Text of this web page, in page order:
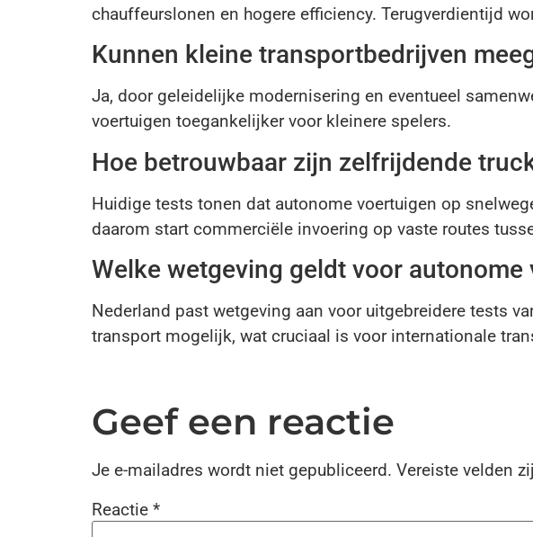
chauffeurslonen en hogere efficiency. Terugverdientijd
Kunnen kleine transportbedrijven
Ja, door geleidelijke modernisering en eventueel
voertuigen toegankelijker voor kleinere spelers.
Hoe betrouwbaar zijn zelfrijdende
Huidige tests tonen dat autonome voertuigen op
daarom start commerciële invoering op vaste routes
Welke wetgeving geldt voor autonome
Nederland past wetgeving aan voor uitgebreidere tests
transport mogelijk, wat cruciaal is voor internationale
Geef een reactie
Je e-mailadres wordt niet gepubliceerd. Vereiste velden
Reactie *